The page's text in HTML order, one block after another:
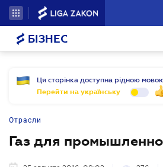
БІЗНЕС
Ця сторінка доступна рідною
Перейти на українську
Отрасли
Газ для